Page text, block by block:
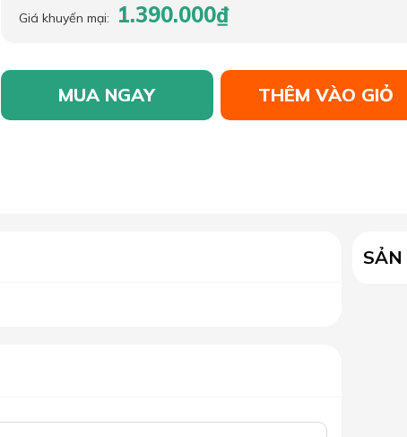
Giá khuyến mại: 1.390.000₫
MUA NGAY THÊM VÀO GIỎ